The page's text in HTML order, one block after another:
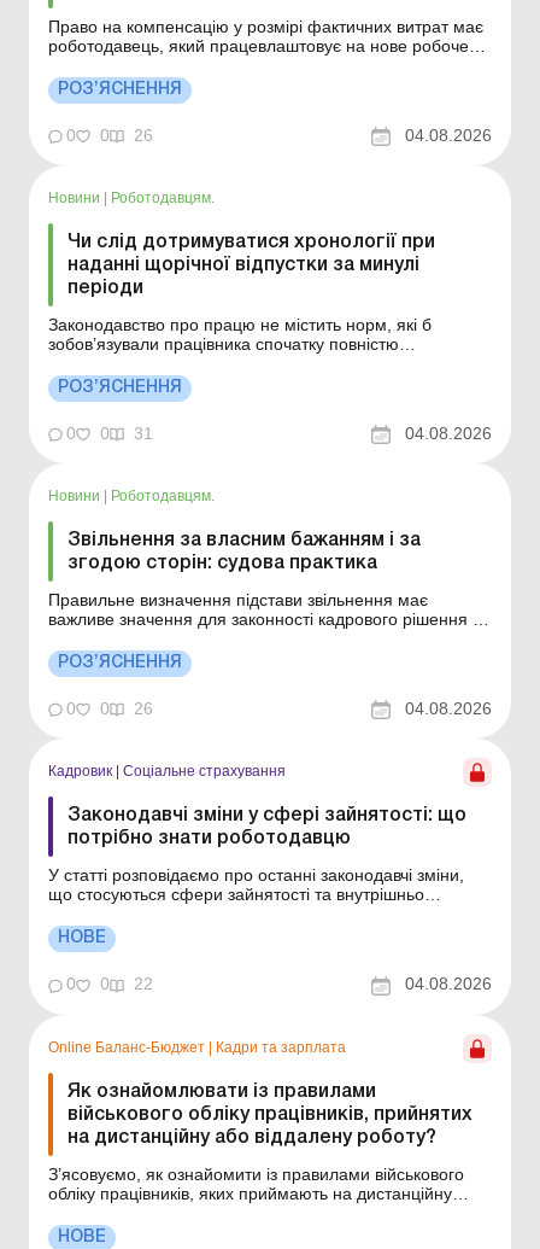
Право на компенсацію у розмірі фактичних витрат має
роботодавець, який працевлаштовує на нове робоче
направленням центру зайнятості зареєстрованих
безробітних із забезпеченням зарплати у розмірі
щонайменше трьох мінімальних заробітних плат..
Деталі див. нижч...
РОЗ’ЯСНЕННЯ
0 0 26 04.08.2026
Новини | Роботодавцям.
Чи слід дотримуватися хронології при
наданні щорічної відпустки за минулі
періоди
Законодавство про працю не містить норм, які б
зобов’язували працівника спочатку повністю
відпустку за поточний рік. Щорічні відпустки можуть
надаватися як за минулі періоди, так і за поточний
РОЗ’ЯСНЕННЯ
0 0 31 04.08.2026
Новини Роботодавцям.
Звільнення за власним бажанням і за
згодою сторін: судова практика
Правильне визначення підстави звільнення має
важливе значення для законності кадрового рішення та
нижче. Більше за темою: Прийняття та звільнення
працівників, які порушили правила військового обліку
Звільнення працівника, який хворіє більш як чотир...
РОЗ’ЯСНЕННЯ
0 0 26 04.08.2026
Кадровик Соціальне страхування
Законодавчі зміни у сфері зайнятості: що
потрібно знати роботодавцю
У статті розповідаємо про останні законодавчі зміни,
що стосуються сфери зайнятості та внутрішньо
діяти і що зміниться першочергово? Чи потрібно
працівникам-ВПО терміново міняти довідку на новий
немо...
НОВЕ
0 0 22 04.08.2026
Online Баланс-Бюджет | Кадри та зарплата
Як ознайомлювати із правилами
військового обліку працівників, прийнятих
на дистанційну або віддалену роботу?
З’ясовуємо, як ознайомити із правилами військового
обліку працівників, яких приймають на дистанційну
працівника, який працює дистанційно? Чи достатньо
НОВЕ